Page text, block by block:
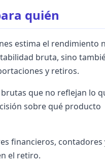
quién
estima el rendimiento
bruta, sino
y retiros.
que no reflejan lo
sobre qué producto
financieros, contadores
el retiro.